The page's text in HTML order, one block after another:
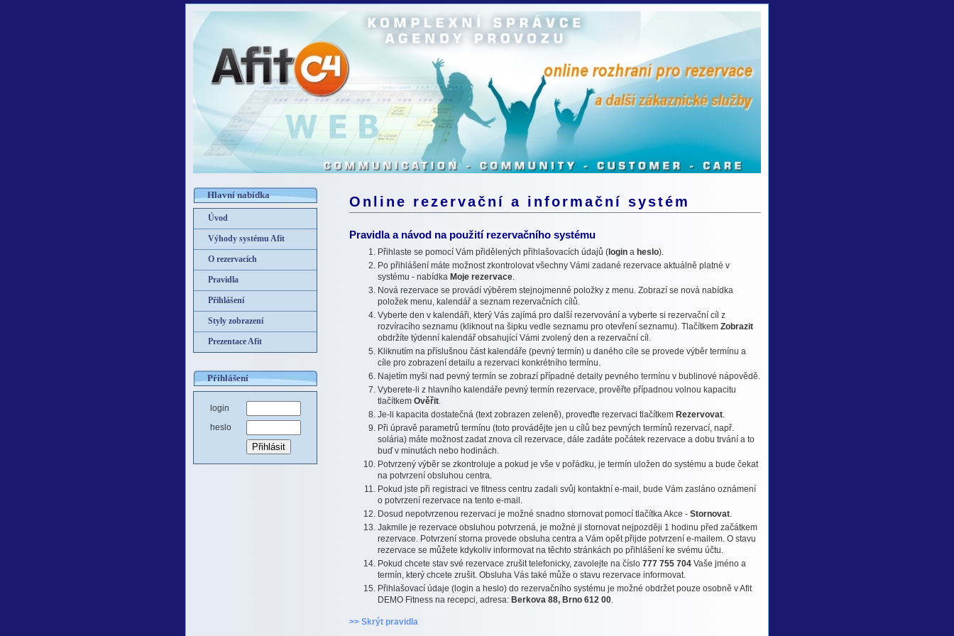
Hlavní nabídka
Úvod
Výhody systému Afit
O rezervacích
Pravidla
Přihlášení
Styly zobrazení
Prezentace Afit
Přihlášení
login
heslo
Online rezervační a informační systém
Pravidla a návod na použití rezervačního systému
Přihlaste se pomocí Vám přidělených přihlašovacích údajů ( login a heslo).
Po přihlášení máte možnost zkontrolovat všechny Vámi zadané rezervace aktuálně platné v
systému - nabídka Moje rezervace.
Nová rezervace se provádí výběrem stejnojmenné položky z menu. Zobrazí se nová nabídka
položek menu, kalendář a seznam rezervačních cílů.
Vyberte den v kalendáři, který Vás zajímá pro další rezervování a vyberte si rezervační cíl z
rozvíracího seznamu (kliknout na šipku vedle seznamu pro otevření seznamu). Tlačítkem Zobrazit
obdržíte týdenní kalendář obsahující Vámi zvolený den a rezervační cíl.
Kliknutím na příslušnou část kalendáře (pevný termín) u daného cíle se provede výběr termínu a
cíle pro zobrazení detailu a rezervaci konkrétního termínu.
Najetím myši nad pevný termín se zobrazí případné detaily pevného termínu v bublinové nápovědě.
Vyberete-li z hlavního kalendáře pevný termín rezervace, prověřte případnou volnou kapacitu
tlačítkem Ověřit.
Je-li kapacita dostatečná (text zobrazen zeleně), proveďte rezervaci tlačítkem Rezervovat.
Při úpravě parametrů termínu (toto provádějte jen u cílů bez pevných termínů rezervací, např.
solária) máte možnost zadat znova cíl rezervace, dále zadáte počátek rezervace a dobu trvání a to
buď v minutách nebo hodinách.
Potvrzený výběr se zkontroluje a pokud je vše v pořádku, je termín uložen do systému a bude čekat
na potvrzení obsluhou centra.
Pokud jste při registraci ve fitness centru zadali svůj kontaktní e-mail, bude Vám zasláno oznámení
o potvrzení rezervace na tento e-mail.
Dosud nepotvrzenou rezervaci je možné snadno stornovat pomocí tlačítka Akce - Stornovat.
Jakmile je rezervace obsluhou potvrzená, je možné ji stornovat nejpozději 1 hodinu před začátkem
rezervace. Potvrzení storna provede obsluha centra a Vám opět přijde potvrzení e-mailem. O stavu
rezervace se můžete kdykoliv informovat na těchto stránkách po přihlášení ke svému účtu.
Pokud chcete stav své rezervace zrušit telefonicky, zavolejte na číslo 777 755 704 Vaše jméno a
termín, který chcete zrušit. Obsluha Vás také může o stavu rezervace informovat.
Přihlašovací údaje (login a heslo) do rezervačního systému je možné obdržet pouze osobně v Afit
DEMO Fitness na recepci, adresa: Berkova 88, Brno 612 00.
>> Skrýt pravidla